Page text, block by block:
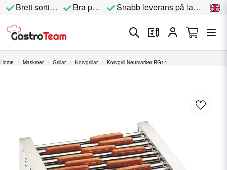
Brett sortiment Bra priser Snabb leverans på lagervara
Home Maskiner Grillar Korvgrillar Korvgrill Neumärker RG14